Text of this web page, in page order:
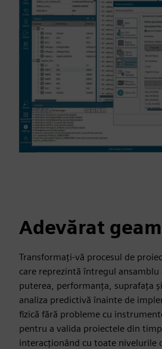
Adevărat
Transformați-vă procesul de
care reprezintă întregul
puterea, performanța, suprafața
analiza predictivă înainte de
fizică fără probleme cu
pentru a valida proiectele din
interacționând cu toate nivelurile